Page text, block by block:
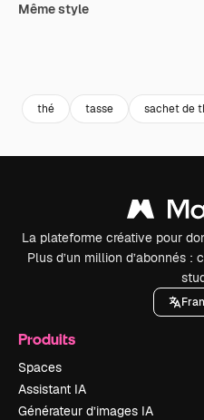
Même style
thé tasse sachet de
La plateforme créative pour
Plus d’un million d’abonnés :
Produits
Spaces
Assistant IA
Générateur d’images IA